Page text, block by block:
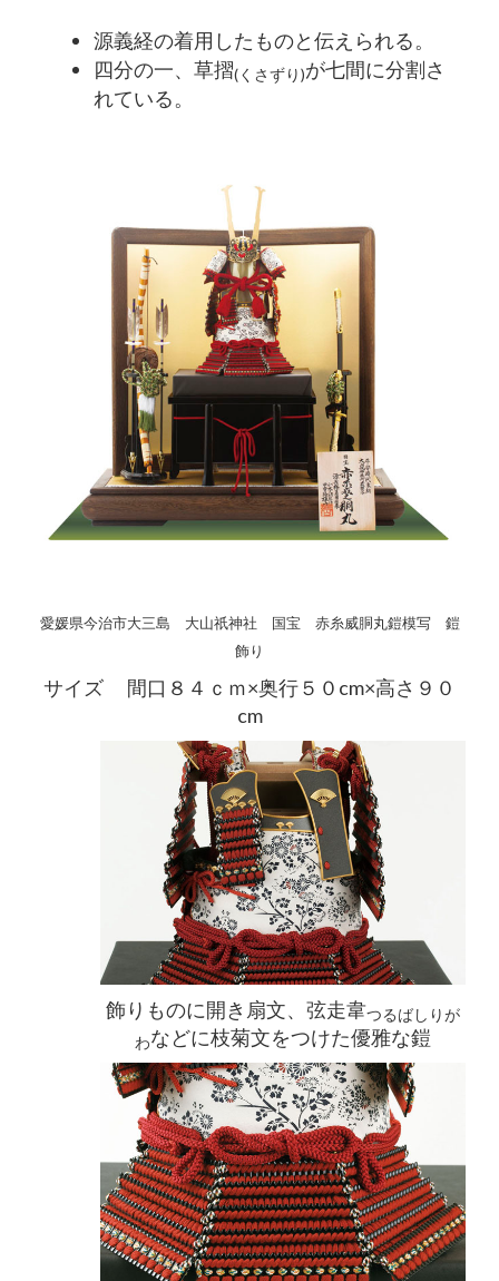
源義経の着用したものと伝えられる。
四分の一、草摺(くさずり)が七間に分割さ
れている。
愛媛県今治市大三島 大山祇神社 国宝 赤糸威胴丸鎧模写 鎧
飾り
サイズ 間口８４ｃｍ×奥行５０cm×高さ９０
cm
飾りものに開き扇文、弦走韋つるばしりが
わなどに枝菊文をつけた優雅な鎧